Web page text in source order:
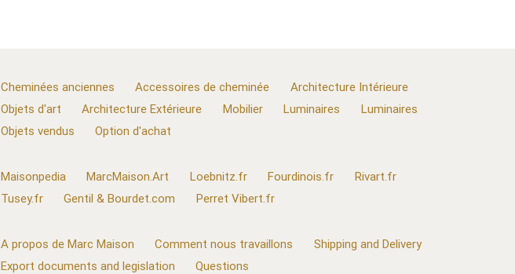
Cheminées anciennes Accessoires de cheminée
Architecture Intérieure
Objets d'art
Architecture Extérieure Mobilier Luminaires
Luminaires
Objets vendus
Option d'achat
Maisonpedia MarcMaison.Art Loebnitz.fr Fourdinois.fr
Rivart.fr
Tusey.fr
Gentil & Bourdet.com Perret Vibert.fr
A propos de Marc Maison Comment nous travaillons
Shipping and Delivery
Export documents and legislation
Questions